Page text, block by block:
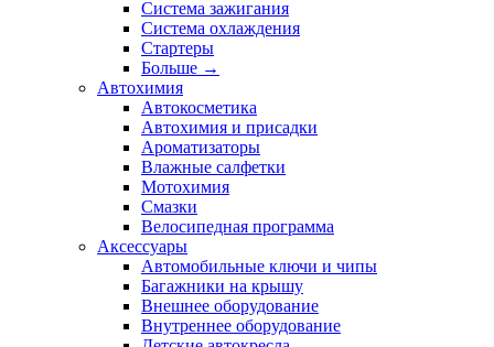
Система зажигания
Система охлаждения
Стартеры
Больше →
Автохимия
Автокосметика
Автохимия и присадки
Ароматизаторы
Влажные салфетки
Мотохимия
Смазки
Велосипедная программа
Аксессуары
Автомобильные ключи и чипы
Багажники на крышу
Внешнее оборудование
Внутреннее оборудование